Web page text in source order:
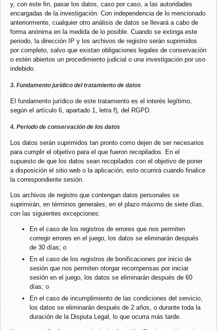
y, con este fin, pasar los datos, caso por caso, a las autoridades
encargadas de la investigación. Con independencia de lo mencionado
anteriormente, cualquier otro análisis de datos se llevará a cabo de
forma anónima en la medida de lo posible. Cuando se extinga este
periodo, la dirección IP y los archivos de registro serán suprimidos
por completo, salvo que existan obligaciones legales de conservación
o estén abiertos un procedimiento judicial o una investigación por uso
indebido.
3. Fundamento jurídico del tratamiento de datos
El fundamento jurídico de este tratamiento es el interés legítimo,
según el artículo 6, apartado 1, letra f), del RGPD.
4. Periodo de conservación de los datos
Los datos serán suprimidos tan pronto como dejen de ser necesarios
para cumplir el objetivo para el que fueron recopilados. En el
supuesto de que los datos sean recopilados con el objetivo de poner
a disposición el sitio web o la aplicación, esto ocurrirá cuando finalice
la correspondiente sesión.
Los archivos de registro que contengan datos personales se
suprimirán, en términos generales, en el plazo máximo de siete días,
con las siguientes excepciones:
En el caso de los registros de errores que nos permiten
corregir errores en el juego, los datos se eliminarán después
de 30 días; o
En el caso de los registros de bonificaciones por inicio de
sesión que nos permiten otorgar recompensas por iniciar
sesión en el juego, los datos se eliminarán después de 60
días; o
En el caso de incumplimiento de las condiciones del servicio,
los datos se eliminarán después de 2 años, o durante toda la
duración de la Disputa Legal, lo que ocurra más tarde.